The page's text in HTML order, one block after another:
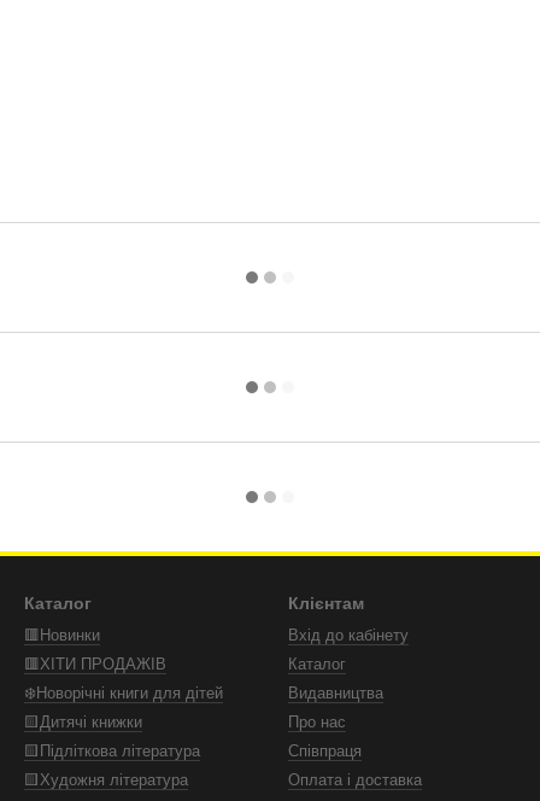
Каталог
🟥Новинки
🟥ХІТИ ПРОДАЖІВ
❄️Новорічні книги для дітей
🟨Дитячі книжки
🟨Підліткова література
🟨Художня література
Клієнтам
Вхід до кабінету
Каталог
Видавництва
Про нас
Співпраця
Оплата і доставка